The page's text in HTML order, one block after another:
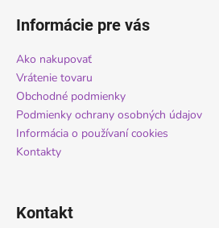
Informácie pre vás
Ako nakupovať
Vrátenie tovaru
Obchodné podmienky
Podmienky ochrany osobných údajov
Informácia o používaní cookies
Kontakty
Kontakt